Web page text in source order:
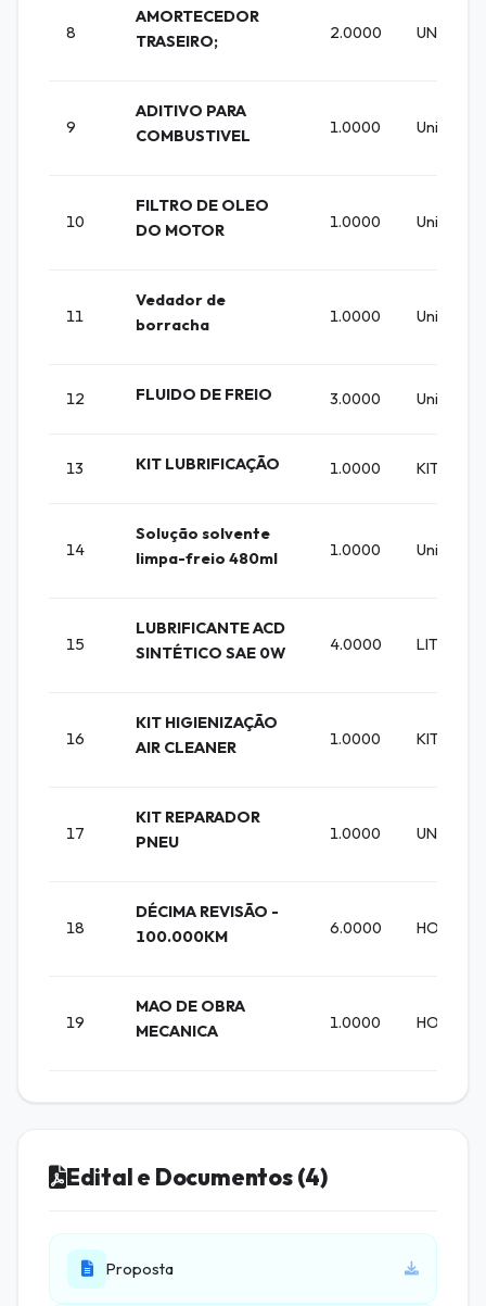
8
AMORTECEDOR
TRASEIRO;
2.0000
9
ADITIVO PARA
COMBUSTIVEL
1.0000 Unidade
10
FILTRO DE OLEO
DO MOTOR
1.0000 Unidade
11
Vedador de
borracha
1.0000 Unidade
12 FLUIDO DE FREIO 3.0000 Unidade
13 KIT LUBRIFICAÇÃO 1.0000 KIT
14
Solução solvente
limpa-freio 480ml
1.0000 Unidade
15
LUBRIFICANTE ACD
SINTÉTICO SAE 0W
4.0000 LITRO
16
KIT HIGIENIZAÇÃO
AIR CLEANER
1.0000 KIT
17
KIT REPARADOR
PNEU
1.0000
18
DÉCIMA REVISÃO -
100.000KM
6.0000 HORA
19
MAO DE OBRA
MECANICA
1.0000 HORA
Edital e Documentos (4)
Proposta